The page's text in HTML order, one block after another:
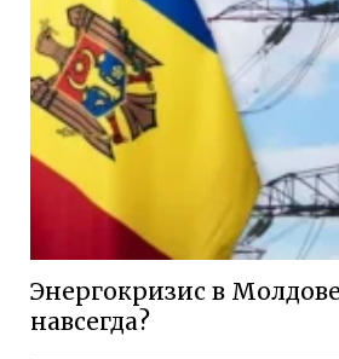
Энергокризис в
навсегда?